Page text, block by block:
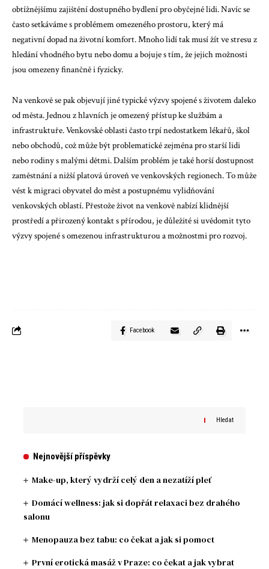
obtížnějšímu zajištění dostupného bydlení pro obyčejné lidi. Navíc se
často setkáváme s problémem omezeného prostoru, který má
negativní dopad na životní komfort. Mnoho lidí tak musí žít ve stresu z
hledání vhodného bytu nebo domu a bojuje s tím, že jejich možnosti
jsou omezeny finančně i fyzicky.
Na venkově se pak objevují jiné typické výzvy spojené s životem daleko
od města. Jednou z hlavních je omezený přístup ke službám a
infrastruktuře. Venkovské oblasti často trpí nedostatkem lékařů, škol
nebo obchodů, což může být problematické zejména pro starší lidi
nebo rodiny s malými dětmi. Dalším problém je také horší dostupnost
zaměstnání a nižší platová úroveň ve venkovských regionech. To může
vést k migraci obyvatel do měst a postupnému vylidňování
venkovských oblastí. Přestože život na venkově nabízí klidnější
prostředí a přirozený kontakt s přírodou, je důležité si uvědomit tyto
výzvy spojené s omezenou infrastrukturou a možnostmi pro rozvoj.
Facebook
Hledat
Nejnovější příspěvky
Make-up, který vydrží celý den a nezatíží pleť
Domácí wellness: jak si dopřát relaxaci bez drahého
salonu
Menopauza bez tabu: co čekat a jak si pomoct
První erotická masáž v Praze: co čekat a jak vybrat